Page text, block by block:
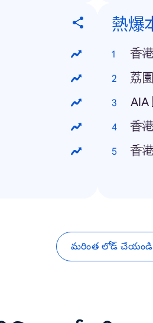
熱爆
香
荔園
AIA
香
香
మరింత లోడ్ చేయండి